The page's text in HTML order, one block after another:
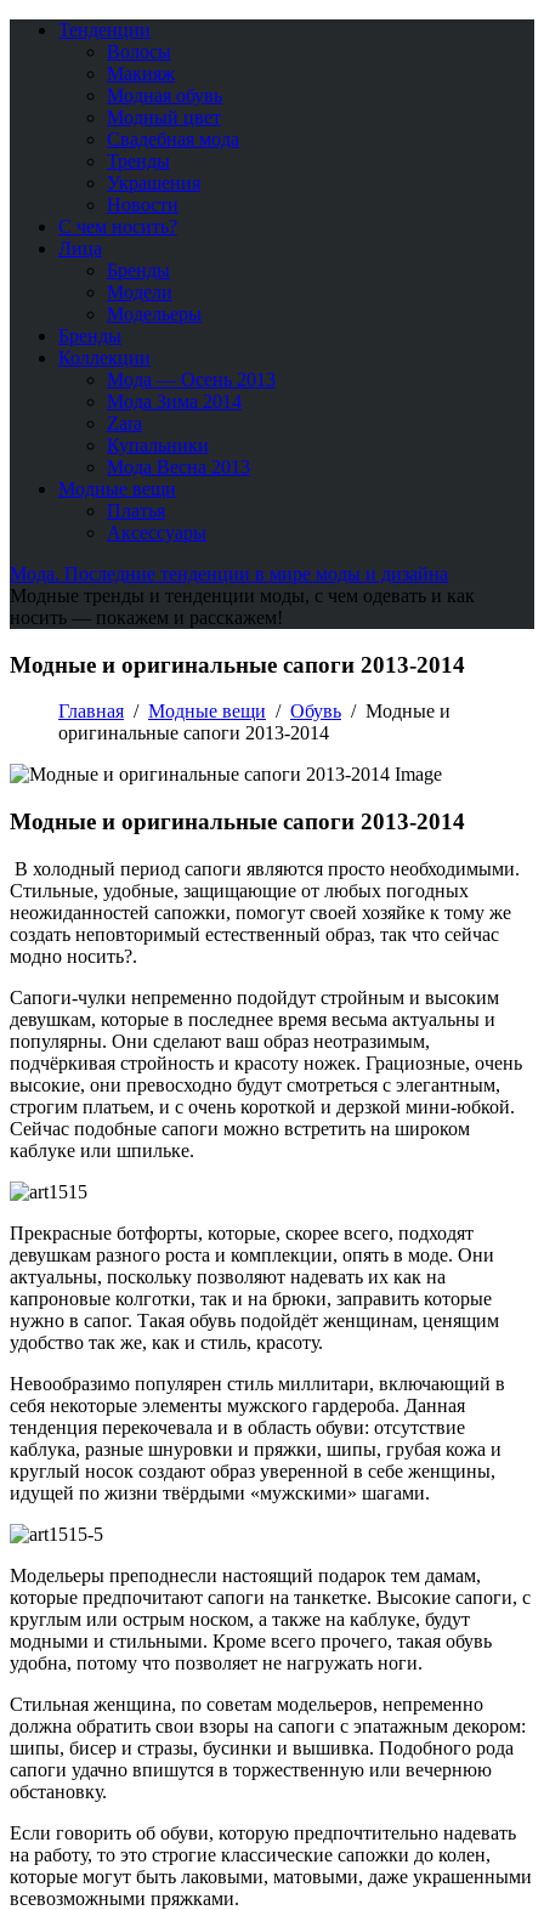
Тенденции
Волосы
Макияж
Модная обувь
Модный цвет
Свадебная мода
Тренды
Украшения
Новости
С чем носить?
Лица
Бренды
Модели
Модельеры
Бренды
Коллекции
Мода — Осень 2013
Мода Зима 2014
Zara
Купальники
Мода Весна 2013
Модные вещи
Платья
Аксессуары
Мода. Последние тенденции в мире моды и дизайна
Модные тренды и тенденции моды, с чем одевать и как
носить — покажем и расскажем!
Модные и оригинальные сапоги 2013-2014
Главная / Модные вещи / Обувь / Модные и
оригинальные сапоги 2013-2014
Модные и оригинальные сапоги 2013-2014
В холодный период сапоги являются просто необходимыми.
Стильные, удобные, защищающие от любых погодных
неожиданностей сапожки, помогут своей хозяйке к тому же
создать неповторимый естественный образ, так что сейчас
модно носить?.
Сапоги-чулки непременно подойдут стройным и высоким
девушкам, которые в последнее время весьма актуальны и
популярны. Они сделают ваш образ неотразимым,
подчёркивая стройность и красоту ножек. Грациозные, очень
высокие, они превосходно будут смотреться с элегантным,
строгим платьем, и с очень короткой и дерзкой мини-юбкой.
Сейчас подобные сапоги можно встретить на широком
каблуке или шпильке.
Прекрасные ботфорты, которые, скорее всего, подходят
девушкам разного роста и комплекции, опять в моде. Они
актуальны, поскольку позволяют надевать их как на
капроновые колготки, так и на брюки, заправить которые
нужно в сапог. Такая обувь подойдёт женщинам, ценящим
удобство так же, как и стиль, красоту.
Невообразимо популярен стиль миллитари, включающий в
себя некоторые элементы мужского гардероба. Данная
тенденция перекочевала и в область обуви: отсутствие
каблука, разные шнуровки и пряжки, шипы, грубая кожа и
круглый носок создают образ уверенной в себе женщины,
идущей по жизни твёрдыми «мужскими» шагами.
Модельеры преподнесли настоящий подарок тем дамам,
которые предпочитают сапоги на танкетке. Высокие сапоги, с
круглым или острым носком, а также на каблуке, будут
модными и стильными. Кроме всего прочего, такая обувь
удобна, потому что позволяет не нагружать ноги.
Стильная женщина, по советам модельеров, непременно
должна обратить свои взоры на сапоги с эпатажным декором:
шипы, бисер и стразы, бусинки и вышивка. Подобного рода
сапоги удачно впишутся в торжественную или вечернюю
обстановку.
Если говорить об обуви, которую предпочтительно надевать
на работу, то это строгие классические сапожки до колен,
которые могут быть лаковыми, матовыми, даже украшенными
всевозможными пряжками.